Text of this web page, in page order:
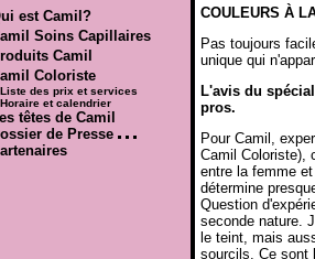
est Camil?
Soins Capillaires
Camil
Coloriste
Liste des prix et services
Horaire et calendrier
têtes de Camil
de Presse
COULEURS À
Pas toujours
unique qui
L'avis du
pros.
Pour Camil,
Camil Coloriste),
entre la femme
détermine
Question
seconde nature.
le teint, mais
sourcils. Ce sont